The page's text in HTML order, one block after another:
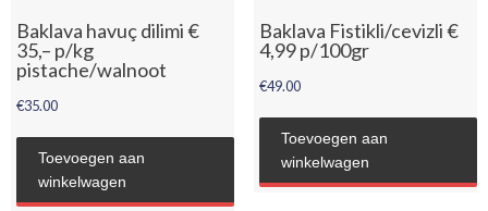
Baklava havuç dilimi €
35,– p/kg
pistache/walnoot
€35.00
Toevoegen aan
winkelwagen
Baklava Fistikli/cevizli €
4,99 p/100gr
€49.00
Toevoegen aan
winkelwagen